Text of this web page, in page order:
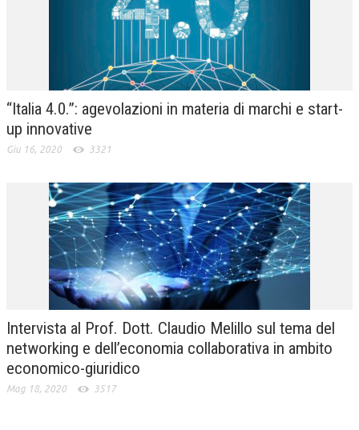
“Italia 4.0.”: agevolazioni in materia di marchi e start-
up innovative
Giu 16, 2020 3321
Intervista al Prof. Dott. Claudio Melillo sul tema del
networking e dell’economia collaborativa in ambito
economico-giuridico
Mag 18, 2020 3517